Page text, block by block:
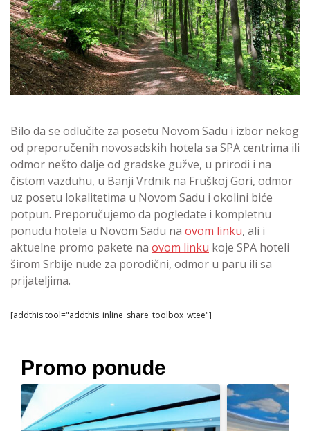
Bilo da se odlučite za posetu Novom Sadu i izbor nekog
od preporučenih novosadskih hotela sa SPA centrima ili
odmor nešto dalje od gradske gužve, u prirodi i na
čistom vazduhu, u Banji Vrdnik na Fruškoj Gori, odmor
uz posetu lokalitetima u Novom Sadu i okolini biće
potpun. Preporučujemo da pogledate i kompletnu
ponudu hotela u Novom Sadu na ovom linku, ali i
aktuelne promo pakete na ovom linku koje SPA hoteli
širom Srbije nude za porodični, odmor u paru ili sa
prijateljima.
[addthis tool="addthis_inline_share_toolbox_wtee"]
Promo ponude